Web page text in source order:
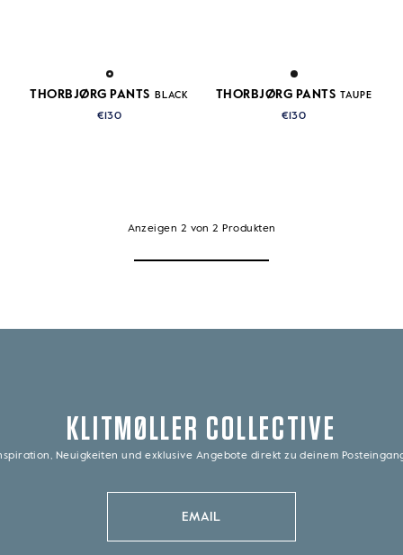
THORBJØRG PANTS BLACK
€130
THORBJØRG PANTS TAUPE
€130
Anzeigen 2 von2 Produkten
KLITMØLLER COLLECTIVE
Neuigkeiten und exklusive Angebote direkt zu deinem